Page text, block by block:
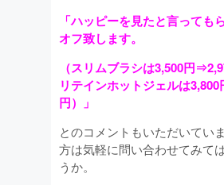
「ハッピーを見たと言っても
オフ致します。
（スリムブラシは3,500円
リテインホットジェルは
円）」
とのコメントもいただいてい
方は気軽に問い合わせてみて
うか。